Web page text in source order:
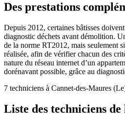
Des prestations
Depuis 2012, certaines bâtisses
diagnostic déchets avant démolition.
de la norme RT2012, mais seulement
réalisée, afin de vérifier chacun des
nature du réseau internet d’un
dorénavant possible, grâce au
7 techniciens à Cannet-des-Maures
Liste des techniciens